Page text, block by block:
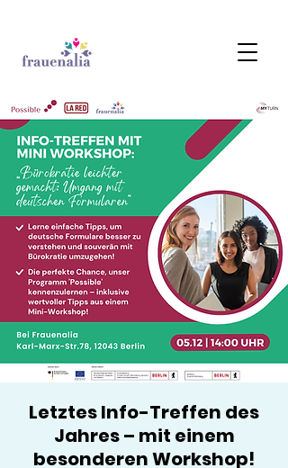
Letztes Info-Treffen des
Jahres – mit einem
besonderen Workshop!